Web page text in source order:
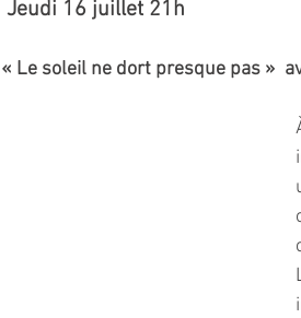
Jeudi 16 juillet 21h
« Le soleil ne dort presque pas »